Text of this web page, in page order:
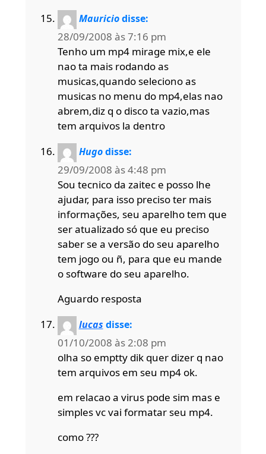
Mauricio disse:
28/09/2008 às 7:16 pm
Tenho um mp4 mirage mix,e ele
nao ta mais rodando as
musicas,quando seleciono as
musicas no menu do mp4,elas nao
abrem,diz q o disco ta vazio,mas
tem arquivos la dentro
Hugo disse:
29/09/2008 às 4:48 pm
Sou tecnico da zaitec e posso lhe
ajudar, para isso preciso ter mais
informações, seu aparelho tem que
ser atualizado só que eu preciso
saber se a versão do seu aparelho
tem jogo ou ñ, para que eu mande
o software do seu aparelho.
Aguardo resposta
lucas disse:
01/10/2008 às 2:08 pm
olha so emptty dik quer dizer q nao
tem arquivos em seu mp4 ok.
em relacao a virus pode sim mas e
simples vc vai formatar seu mp4.
como ???